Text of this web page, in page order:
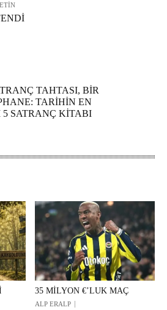
TAHTASI, BİR
TARİHİN EN
SATRANÇ KİTABI
35 MİLYON €’LUK MAÇ
ALP ERALP